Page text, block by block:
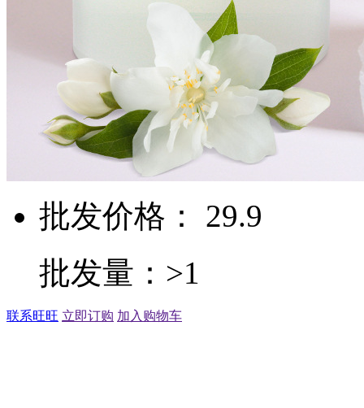
批发价格： 29.9
批发量：>1
联系旺旺 立即订购 加入购物车